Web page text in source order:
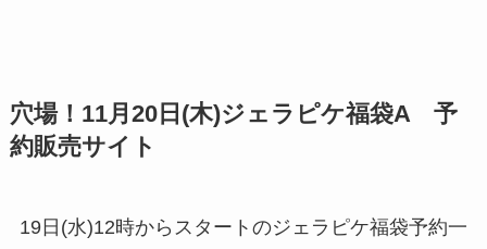
穴場！11月20日(木)ジェラピケ福袋A 予
約販売サイト
19日(水)12時からスタートのジェラピケ福袋予約一